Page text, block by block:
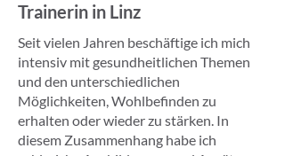
Trainerin in Linz
Seit vielen Jahren beschäftige ich mich
intensiv mit gesundheitlichen Themen
und den unterschiedlichen
Möglichkeiten, Wohlbefinden zu
erhalten oder wieder zu stärken. In
diesem Zusammenhang habe ich